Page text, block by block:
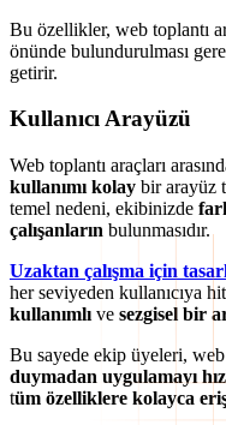
Bu özellikler, web toplantı
önünde bulundurulması
getirir.
Kullanıcı Arayüzü
Web toplantı araçları
kullanımı kolay bir arayüz
temel nedeni, ekibinizde
çalışanların bulunmasıdır.
Uzaktan çalışma için
her seviyeden kullanıcıya
kullanımlı ve sezgisel bir
Bu sayede ekip üyeleri, web
duymadan uygulamayı
tüm özelliklere kolayca